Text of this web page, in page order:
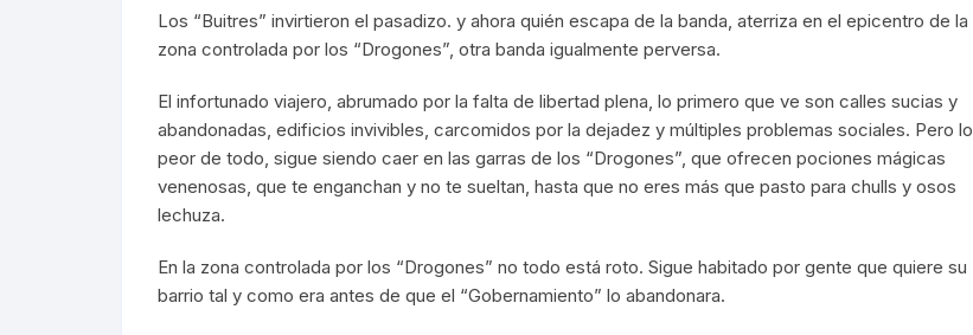
Los “Buitres” invirtieron el pasadizo. y ahora quién escapa de la banda, aterriza en el epicentro de la
zona controlada por los “Drogones”, otra banda igualmente perversa.
El infortunado viajero, abrumado por la falta de libertad plena, lo primero que ve son calles sucias y
abandonadas, edificios invivibles, carcomidos por la dejadez y múltiples problemas sociales. Pero lo
peor de todo, sigue siendo caer en las garras de los “Drogones”, que ofrecen pociones mágicas
venenosas, que te enganchan y no te sueltan, hasta que no eres más que pasto para chulls y osos
lechuza.
En la zona controlada por los “Drogones” no todo está roto. Sigue habitado por gente que quiere su
barrio tal y como era antes de que el “Gobernamiento” lo abandonara.